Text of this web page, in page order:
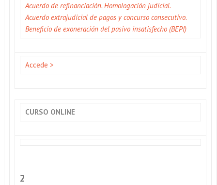
Acuerdo de refinanciación. Homologación judicial.
Acuerdo extrajudicial de pagos y concurso consecutivo.
Beneficio de exoneración del pasivo insatisfecho (BEPI)
Accede >
CURSO ONLINE
2